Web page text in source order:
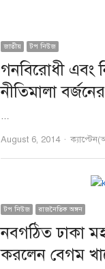
জাতীয় টপ নিউজ
গনবিরোধী এবং
নীতিমালা
…
August 6, 2014 Author
টপ নিউজ রাজনৈতিক অঙ্গন
নবগঠিত ঢাকা
করলেন বেগম